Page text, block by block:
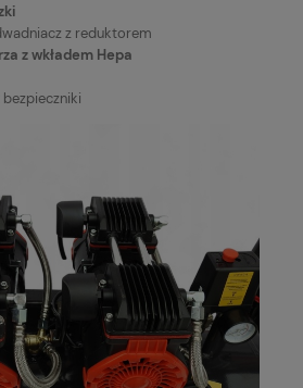
z reduktorem
z wkładem Hepa